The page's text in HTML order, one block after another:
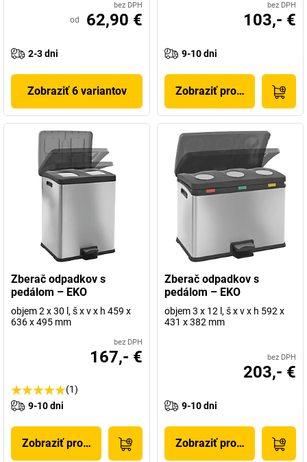
bez DPH
od 62,90 €
2-3 dni
Zobraziť 6 variantov
bez DPH
103,- €
9-10 dni
Zobraziť produkt
Zberač odpadkov s
pedálom – EKO
objem 2 x 30 l, š x v x h 459 x
636 x 495 mm
bez DPH
167,- €
(1)
9-10 dni
Zobraziť produkt
Zberač odpadkov s
pedálom – EKO
objem 3 x 12 l, š x v x h 592 x
431 x 382 mm
bez DPH
203,- €
9-10 dni
Zobraziť produkt